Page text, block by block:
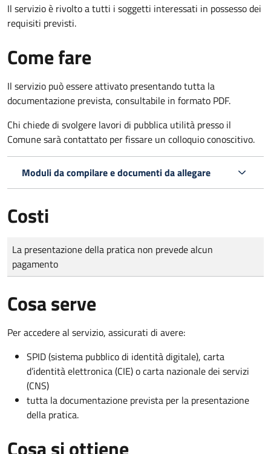
Il servizio è rivolto a tutti i soggetti interessati in possesso dei
requisiti previsti.
Come fare
Il servizio può essere attivato presentando tutta la
documentazione prevista, consultabile in formato PDF.
Chi chiede di svolgere lavori di pubblica utilità presso il
Comune sarà contattato per fissare un colloquio conoscitivo.
Moduli da compilare e documenti da allegare
Costi
Tipo di pagamento
Importo
La presentazione della pratica non prevede alcun
pagamento
Cosa serve
Per accedere al servizio, assicurati di avere:
SPID (sistema pubblico di identità digitale), carta
d’identità elettronica (CIE) o carta nazionale dei servizi
(CNS)
tutta la documentazione prevista per la presentazione
della pratica.